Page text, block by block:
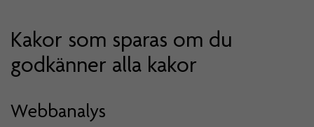
Kakor som sparas om du
godkänner alla kakor
Webbanalys